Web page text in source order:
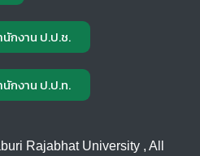
กงาน ป.ป.ช.
กงาน ป.ป.ท.
Rajabhat University , All